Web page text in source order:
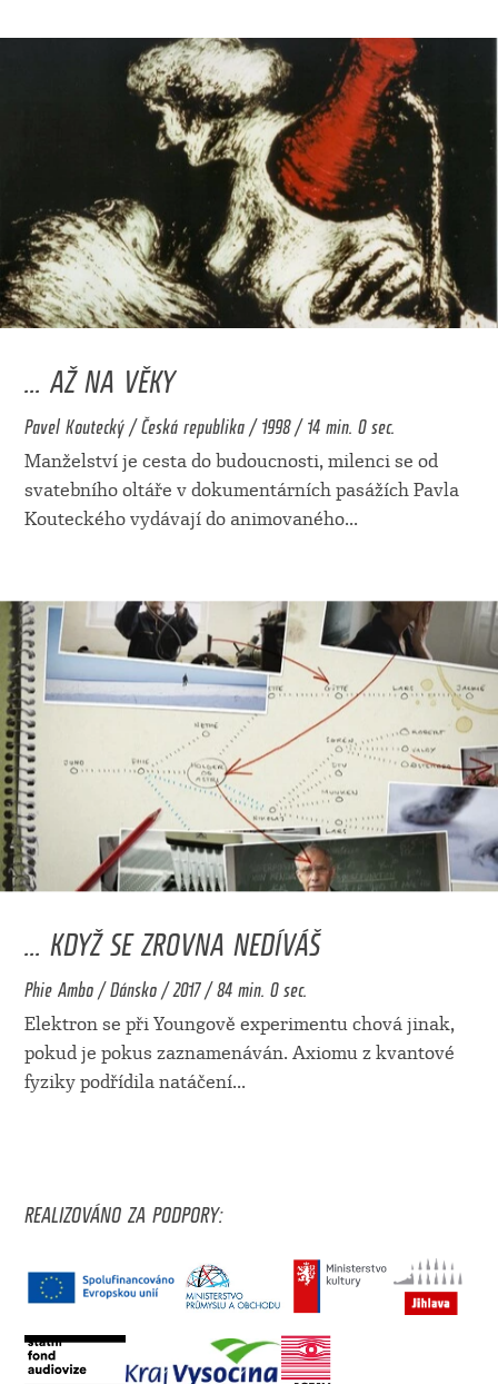
... AŽ NA VĚKY
Pavel Koutecký / Česká republika / 1998 / 14 min. 0 sec.
Manželství je cesta do budoucnosti, milenci se od
svatebního oltáře v dokumentárních pasážích Pavla
Kouteckého vydávají do animovaného...
... KDYŽ SE ZROVNA NEDÍVÁŠ
Phie Ambo / Dánsko / 2017 / 84 min. 0 sec.
Elektron se při Youngově experimentu chová jinak,
pokud je pokus zaznamenáván. Axiomu z kvantové
fyziky podřídila natáčení...
REALIZOVÁNO ZA PODPORY: